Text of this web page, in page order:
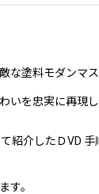
塗料モダンマ
いを忠実に再現し
紹介したＤVD
す。